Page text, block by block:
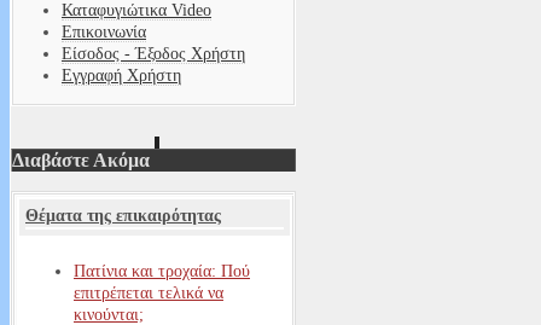
Καταφυγιώτικα Video
Επικοινωνία
Είσοδος - Έξοδος Χρήστη
Εγγραφή Χρήστη
Διαβάστε Ακόμα
Θέματα της επικαιρότητας
Πατίνια και τροχαία: Πού
επιτρέπεται τελικά να
κινούνται;